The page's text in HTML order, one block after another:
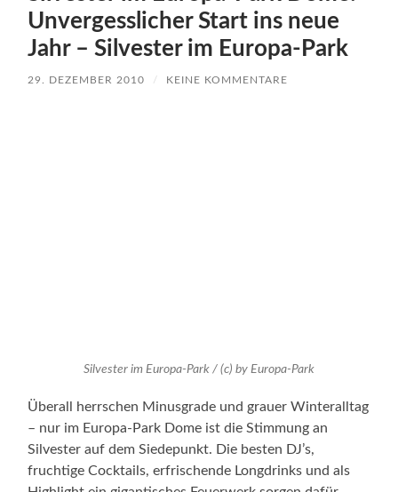
Park den Jahreswechsel. Der Einlass in den Europa-
Park Dome erfolgt ab 21.00 Uhr, die Party selbst
startet um 22.00 Uhr. Dann ist Partystimmung für bis
zu 1.400 Gäste ab 18 Jahren garantiert. Angesagte DJ’s